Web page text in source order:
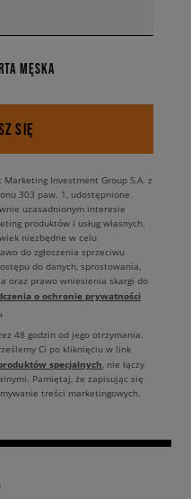
MĘSKA
SIĘ
Investment Group S.A. z
303 paw. 1, udostępnione
uzasadnionym interesie
produktów i usług własnych.
niezbędne w celu
do zgłoszenia sprzeciwu
do danych, sprostowania,
oraz prawo wniesienia skargi do
o ochronie prywatności
48 godzin od jego otrzymania.
Ci po kliknięciu w link
specjalnych, nie łączy
Pamiętaj, że zapisując się
treści marketingowych.